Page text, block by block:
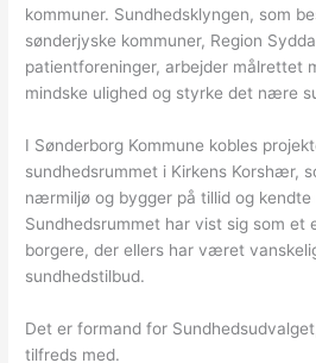
kommuner. Sundhedsklyngen, som
sønderjyske kommuner, Region
patientforeninger, arbejder målrettet
mindske ulighed og styrke det nære
I Sønderborg Kommune kobles
sundhedsrummet i Kirkens Korshær,
nærmiljø og bygger på tillid og kendte
Sundhedsrummet har vist sig som et
borgere, der ellers har været
sundhedstilbud.
Det er formand for
tilfreds med.